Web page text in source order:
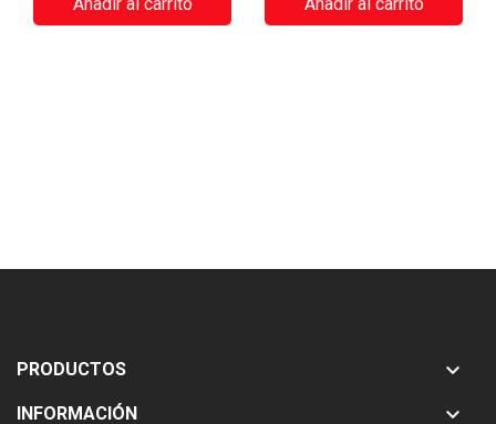
PRODUCTOS 
INFORMACIÓN 